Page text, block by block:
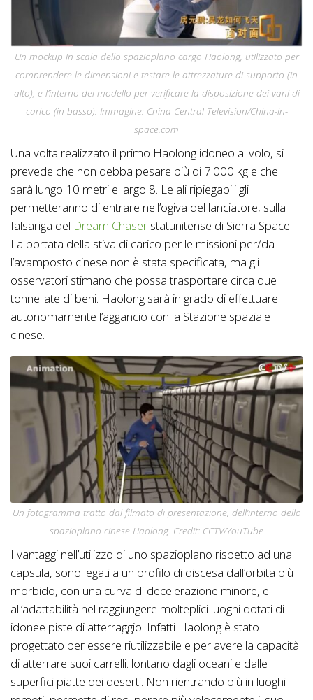
Un mockup in scala dello spazioplano cargo Haolong, utilizzato per
comprendere le dimensioni e testare le attrezzature di supporto (in
alto), e l’interno del modello per verificare la disposizione dei vani di
carico (in basso). Immagine: China Central Television/China-in-
space.com
Una volta realizzato il primo Haolong idoneo al volo, si
prevede che non debba pesare più di 7.000 kg e che
sarà lungo 10 metri e largo 8. Le ali ripiegabili gli
permetteranno di entrare nell’ogiva del lanciatore, sulla
falsariga del Dream Chaser statunitense di Sierra Space.
La portata della stiva di carico per le missioni per/da
l’avamposto cinese non è stata specificata, ma gli
osservatori stimano che possa trasportare circa due
tonnellate di beni. Haolong sarà in grado di effettuare
autonomamente l’aggancio con la Stazione spaziale
cinese.
Un fotogramma tratto dal filmato di presentazione, dell’interno dello
spazioplano cinese Haolong. Credit: CCTV/YouTube
I vantaggi nell’utilizzo di uno spazioplano rispetto ad una
capsula, sono legati a un profilo di discesa dall’orbita più
morbido, con una curva di decelerazione minore, e
all’adattabilità nel raggiungere molteplici luoghi dotati di
idonee piste di atterraggio. Infatti Haolong è stato
progettato per essere riutilizzabile e per avere la capacità
di atterrare suoi carrelli. lontano dagli oceani e dalle
superfici piatte dei deserti. Non rientrando più in luoghi